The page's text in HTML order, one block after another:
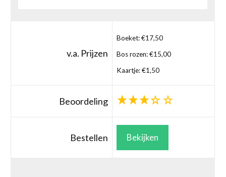
v.a. Prijzen
Boeket: €17,50
Bos rozen: €15,00
Kaartje: €1,50
Beoordeling
Bestellen Bekijken